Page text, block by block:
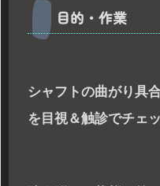
目的・作業
シャフトの曲がり具
を目視＆触診でチェ